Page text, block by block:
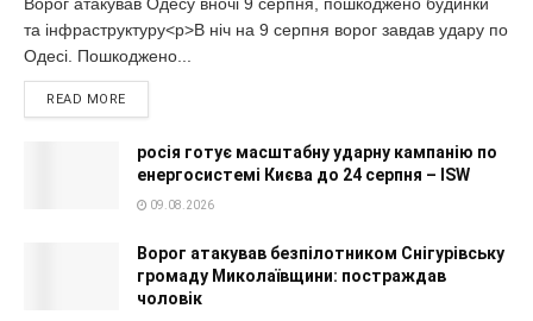
та інфраструктуру<p>В ніч на 9 серпня ворог завдав удару по
Одесі. Пошкоджено...
READ MORE
росія готує масштабну ударну кампанію по
енергосистемі Києва до 24 серпня – ISW
09.08.2026
Ворог атакував безпілотником Снігурівську
громаду Миколаївщини: постраждав
чоловік